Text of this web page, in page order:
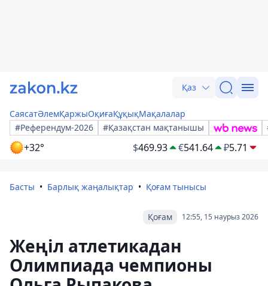
Қаз
СаясатӘлемҚаржыОқиғаҚұқықМақалалар
#Референдум-2026
#Қазақстан мақтанышы
+32° $469.93 €541.64 ₽5.71
Басты Барлық жаңалықтар Қоғам тынысы
12:55, 15 наурыз 2026
Қоғам
Жеңіл атлетикадан
Олимпиада чемпионы